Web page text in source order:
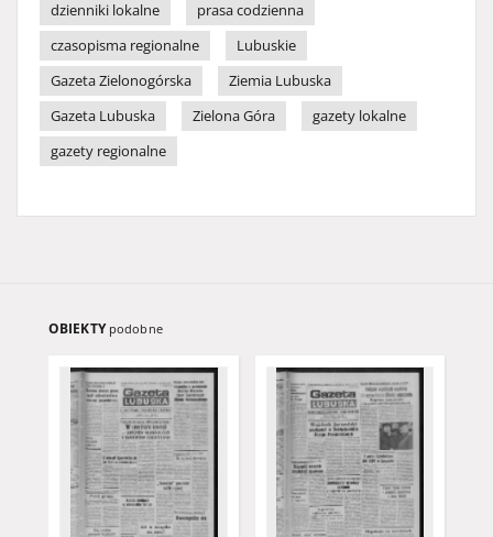
dzienniki lokalne
prasa codzienna
czasopisma regionalne
Lubuskie
Gazeta Zielonogórska
Ziemia Lubuska
Gazeta Lubuska
Zielona Góra
gazety lokalne
gazety regionalne
OBIEKTY podobne